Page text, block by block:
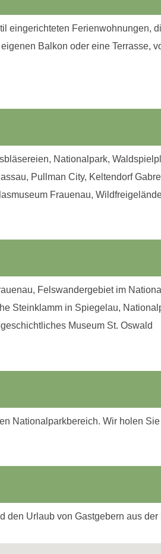
eingerichteten Ferienwohnungen,
Balkon oder eine Terrasse,
Nationalpark,
Pullman City, Keltendorf
Frauenau,
Felswandergebiet im
Steinklamm in Spiegelau,
Museum St. Oswald
Nationalparkbereich. Wir holen
den Urlaub von Gastgebern aus der